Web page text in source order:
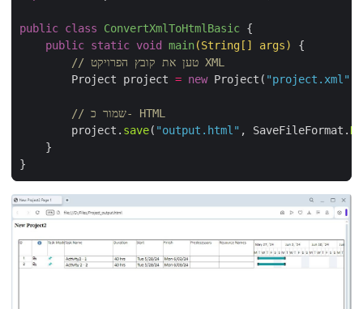
public class ConvertXmlToHtmlBasic
public static void main(String [] args)
// טען את קובץ הפרויקט XML
        Project project
= new Project( "project.xml"
// שמור כ- HTML
        project.
save( "output.html" , SaveFileFormat.